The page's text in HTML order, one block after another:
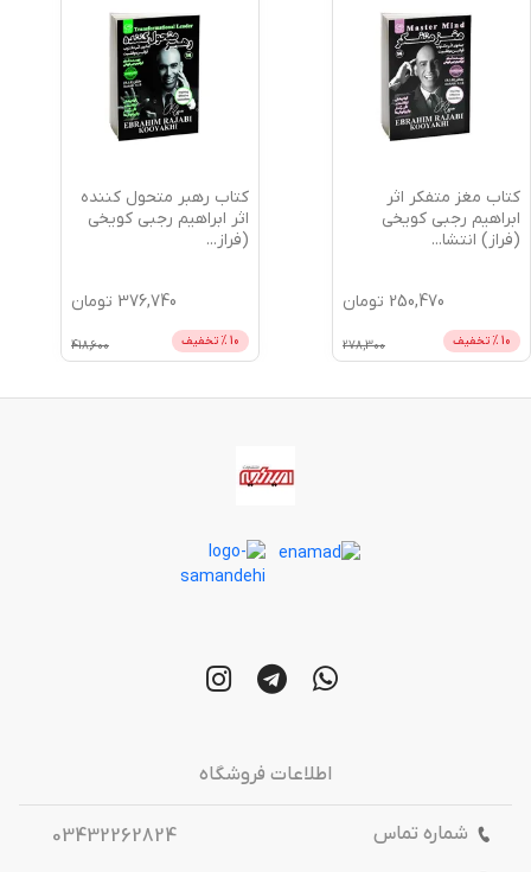
کتاب مغز متفکر اثر
ابراهیم رجبی کویخی
(فراز) انتشا...
250,470 تومان
10 % تخفیف 278,300
کتاب رهبر متحول کننده
اثر ابراهیم رجبی کویخی
(فراز...
376,740 تومان
10 % تخفیف 418,600
اطلاعات فروشگاه
شماره تماس
03432262824